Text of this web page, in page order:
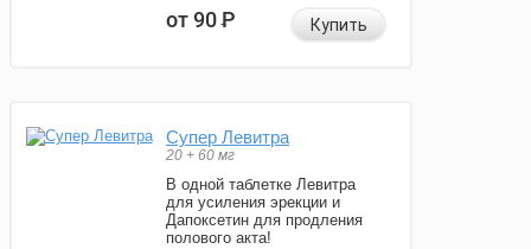
от 90Р Купить
Супер Левитра
20 + 60 мг
В одной таблетке Левитра
для усиления эрекции и
Дапоксетин для продления
полового акта!